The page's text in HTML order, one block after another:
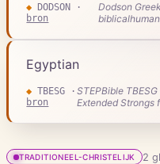
◆ DODSON ·
bron
Dodson
Egyptian
◆ TBESG ·
bron
STEPBible
Extended Strongs
TRADITIONEEL-CHRISTELIJK 2